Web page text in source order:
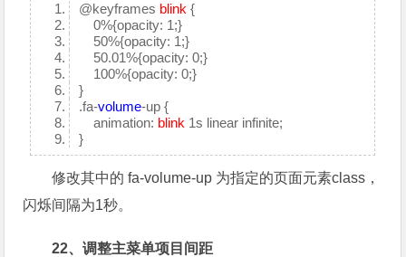
@keyframes blink {
0%{opacity: 1;}
50%{opacity: 1;}
50.01%{opacity: 0;}
100%{opacity: 0;}
}
.fa-volume-up {
animation: blink 1s linear infinite;
}
修改其中的 fa-volume-up 为指定的页面元素class，
闪烁间隔为1秒。
22、调整主菜单项目间距